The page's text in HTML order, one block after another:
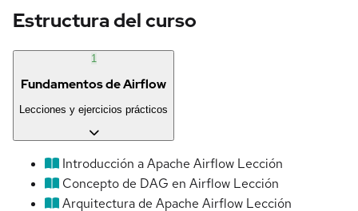
Estructura del curso
1
Fundamentos de Airflow
Lecciones y ejercicios prácticos
Introducción a Apache Airflow Lección
Concepto de DAG en Airflow Lección
Arquitectura de Apache Airflow Lección